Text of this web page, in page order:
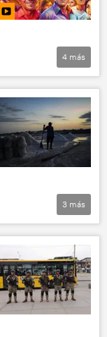
4 más
3 más